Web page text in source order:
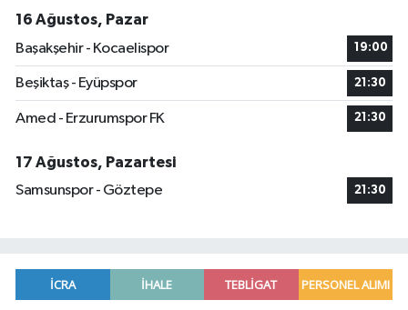
16 Ağustos, Pazar
Başakşehir - Kocaelispor
19:00
Beşiktaş - Eyüpspor 21:30
Amed - Erzurumspor FK 21:30
17 Ağustos, Pazartesi
Samsunspor - Göztepe
21:30